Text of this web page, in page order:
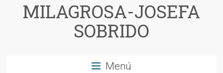
MILAGROSA-JOSEFA
SOBRIDO
Menú